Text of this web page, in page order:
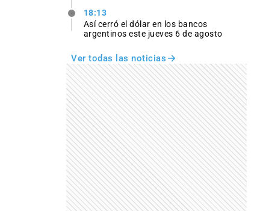
18:13
Así cerró el dólar en los bancos
argentinos este jueves 6 de agosto
Ver todas las noticias